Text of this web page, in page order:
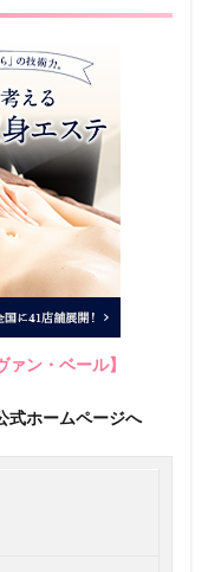
ン・ベール】
式ホームページへ